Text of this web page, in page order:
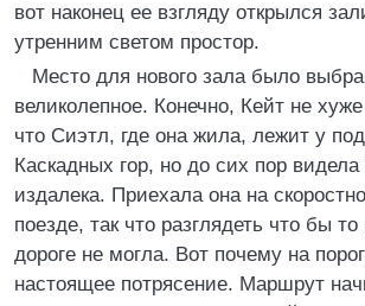
вот наконец ее взгляду открылся
утренним светом простор.
Место для нового зала было
великолепное. Конечно, Кейт не
что Сиэтл, где она жила, лежит у
Каскадных гор, но до сих пор
издалека. Приехала она на
поезде, так что разглядеть что бы
дороге не могла. Вот почему на
настоящее потрясение. Маршрут